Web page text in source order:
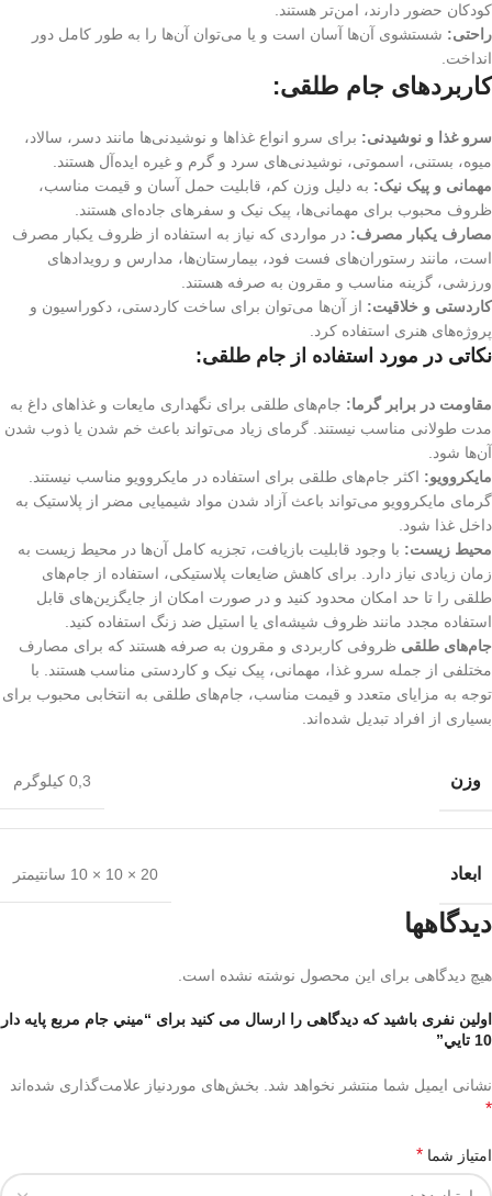
کودکان حضور دارند، امن‌تر هستند.
راحتی: شستشوی آن‌ها آسان است و یا می‌توان آن‌ها را به طور کامل دور
انداخت.
کاربردهای جام طلقی:
سرو غذا و نوشیدنی: برای سرو انواع غذاها و نوشیدنی‌ها مانند دسر، سالاد،
میوه، بستنی، اسموتی، نوشیدنی‌های سرد و گرم و غیره ایده‌آل هستند.
مهمانی و پیک نیک: به دلیل وزن کم، قابلیت حمل آسان و قیمت مناسب،
ظروف محبوب برای مهمانی‌ها، پیک نیک و سفرهای جاده‌ای هستند.
مصارف یکبار مصرف: در مواردی که نیاز به استفاده از ظروف یکبار مصرف
است، مانند رستوران‌های فست فود، بیمارستان‌ها، مدارس و رویدادهای
ورزشی، گزینه مناسب و مقرون به صرفه هستند.
کاردستی و خلاقیت: از آن‌ها می‌توان برای ساخت کاردستی، دکوراسیون و
پروژه‌های هنری استفاده کرد.
نکاتی در مورد استفاده از جام طلقی:
مقاومت در برابر گرما: جام‌های طلقی برای نگهداری مایعات و غذاهای داغ به
مدت طولانی مناسب نیستند. گرمای زیاد می‌تواند باعث خم شدن یا ذوب شدن
آن‌ها شود.
مایکروویو: اکثر جام‌های طلقی برای استفاده در مایکروویو مناسب نیستند.
گرمای مایکروویو می‌تواند باعث آزاد شدن مواد شیمیایی مضر از پلاستیک به
داخل غذا شود.
محیط زیست: با وجود قابلیت بازیافت، تجزیه کامل آن‌ها در محیط زیست به
زمان زیادی نیاز دارد. برای کاهش ضایعات پلاستیکی، استفاده از جام‌های
طلقی را تا حد امکان محدود کنید و در صورت امکان از جایگزین‌های قابل
استفاده مجدد مانند ظروف شیشه‌ای یا استیل ضد زنگ استفاده کنید.
جام‌های طلقی ظروفی کاربردی و مقرون به صرفه هستند که برای مصارف
مختلفی از جمله سرو غذا، مهمانی، پیک نیک و کاردستی مناسب هستند. با
توجه به مزایای متعدد و قیمت مناسب، جام‌های طلقی به انتخابی محبوب برای
بسیاری از افراد تبدیل شده‌اند.
وزن 0,3 کیلوگرم
ابعاد 20 × 10 × 10 سانتیمتر
دیدگاهها
هیچ دیدگاهی برای این محصول نوشته نشده است.
اولین نفری باشید که دیدگاهی را ارسال می کنید برای “ميني جام مربع پايه دار
10 تايي”
نشانی ایمیل شما منتشر نخواهد شد. بخش‌های موردنیاز علامت‌گذاری شده‌اند
*
امتیاز شما *